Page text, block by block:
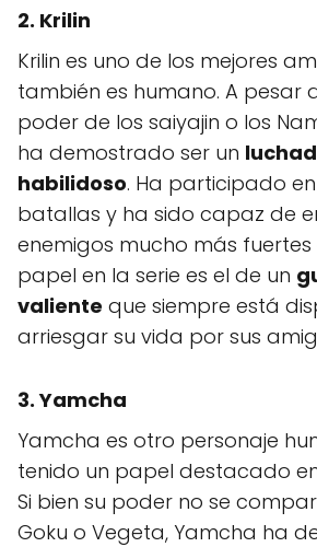
2. Krilin
Krilin es uno de los mejores
también es humano. A pesar
poder de los saiyajin o los
ha demostrado ser un
habilidoso. Ha participado
batallas y ha sido capaz de
enemigos mucho más fuertes
papel en la serie es el de un
valiente que siempre está
arriesgar su vida por sus
3. Yamcha
Yamcha es otro personaje
tenido un papel destacado
Si bien su poder no se
Goku o Vegeta, Yamcha ha